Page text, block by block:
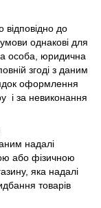
відповідно до
однакові для
особа, юридична
згоді з даним
оформлення
і за невиконання
надалі
або фізичною
яка надалі
товарів